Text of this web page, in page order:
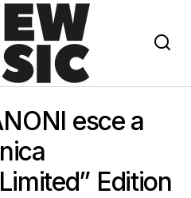
2022”
esce a
Edition